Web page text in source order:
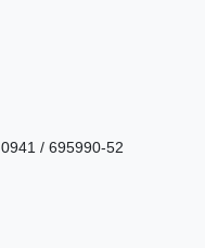
0941 / 695990-52